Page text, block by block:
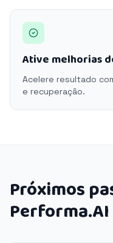
Ative melhorias
Acelere resultado
e recuperação.
Próximos
Performa.AI